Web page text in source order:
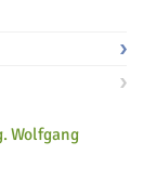
Wolfgang